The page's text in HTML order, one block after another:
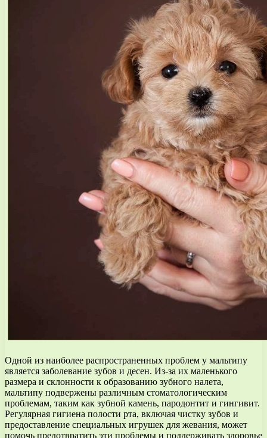
Одной из наиболее распространенных проблем у мальтипу
является заболевание зубов и десен. Из-за их маленького
размера и склонности к образованию зубного налета,
мальтипу подвержены различным стоматологическим
проблемам, таким как зубной камень, пародонтит и гингивит.
Регулярная гигиена полости рта, включая чистку зубов и
предоставление специальных игрушек для жевания, может
помочь предотвратить эти проблемы и поддерживать здоровье